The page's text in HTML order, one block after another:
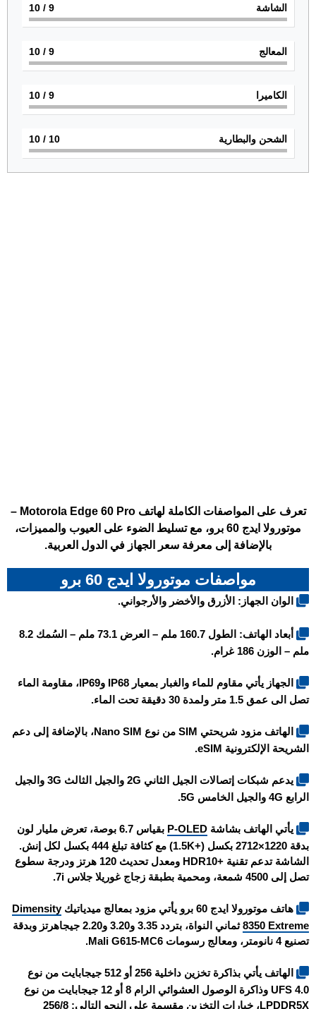
الشاشة 9
/ 10
المعالج 9
/ 10
الكاميرا 9
/ 10
الشحن والبطارية 10
/ 10
تعرف على المواصفات الكاملة لهاتف Motorola Edge 60 Pro –
موتورولا ايدج 60 برو، مع تسليط الضوء على العيوب والمميزات،
بالإضافة إلى معرفة سعر الجهاز في الدول العربية.
مواصفات موتورولا ايدج 60 برو
الوان الجهاز: الأزرق والأخضر والأرجواني.
أبعاد الهاتف: الطول 160.7 ملم – العرض 73.1 ملم – السُمك 8.2
ملم – الوزن 186 غرام.
الجهاز يأتي مقاوم للماء والغبار بمعيار IP68 وIP69، مقاومة الماء
تصل الى عمق 1.5 متر ولمدة 30 دقيقة تحت الماء.
الهاتف مزود شريحتي SIM من نوع Nano SIM، بالإضافة إلى دعم
الشريحة الإلكترونية eSIM.
يدعم شبكات إتصالات الجيل الثاني 2G والجيل الثالث 3G والجيل
الرابع 4G والجيل الخامس 5G.
يأتي الهاتف بشاشة P-OLED
بقياس 6.7 بوصة، تعرض مليار لون
بدقة 1220×2712 بكسل (+1.5K) مع كثافة تبلغ 444 بكسل لكل إنش.
الشاشة تدعم تقنية +HDR10 ومعدل تحديث 120 هرتز ودرجة سطوع
تصل إلى 4500 شمعة، ومحمية بطبقة زجاج غوريلا جلاس 7i.
هاتف موتورولا ايدج 60 برو يأتي مزود بمعالج ميدياتيك
Dimensity
8350 Extreme
ثماني النواة، بتردد 3.35 و3.20 و2.20 جيجاهرتز وبدقة
تصنيع 4 نانومتر، ومعالج رسومات Mali G615-MC6.
الهاتف يأتي بذاكرة تخزين داخلية 256 أو 512 جيجابايت من نوع
UFS 4.0 وذاكرة الوصول العشوائي الرام 8 أو 12 جيجابايت من نوع
LPDDR5X، خيارات التخزين مقسمة على النحو التالي: 256/8